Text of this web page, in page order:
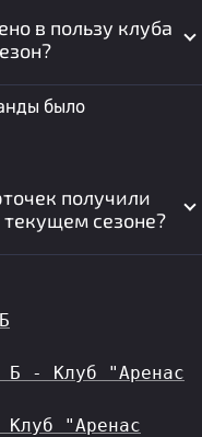
в пользу клуба
было
получили
сезоне?
Б - Клуб "Аренас
"Аренас